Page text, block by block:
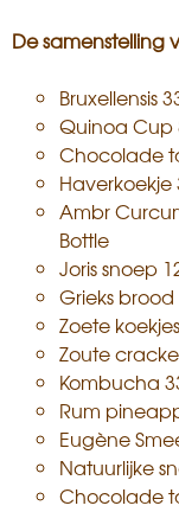
De
Bruxellensis
Quinoa Cup
Chocolade
Ambr
Bottle
Joris snoep
Grieks
Zoete
Zoute
Kombucha
Rum
Eugène
Natuurlijke
Chocolade